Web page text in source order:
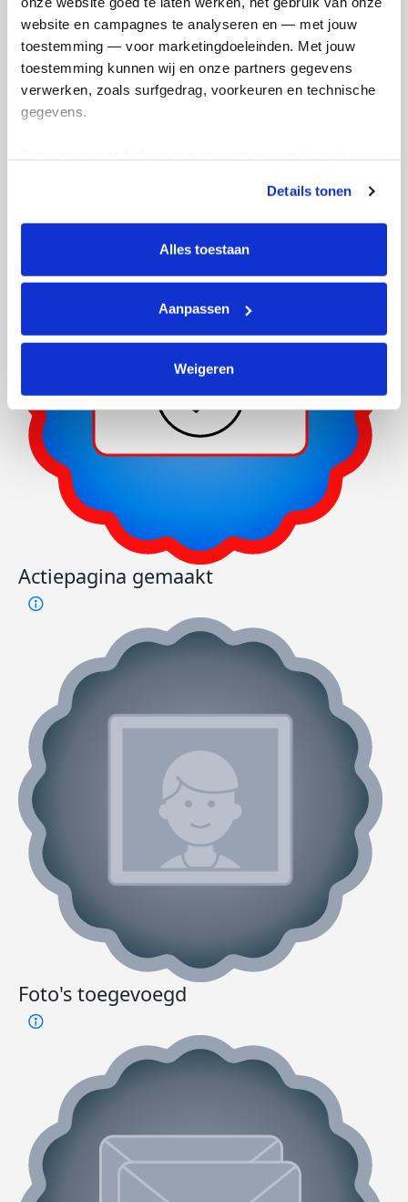
website en campagnes te analyseren en — met jouw
toestemming — voor marketingdoeleinden. Met jouw
toestemming kunnen wij en onze partners gegevens
verwerken, zoals surfgedrag, voorkeuren en technische
gegevens.
tonen. Je kunt je toestemming op elk moment wijzigen of
intrekken via Cookie instellingen onderaan de pagina. De
lijst met cookies is te vinden in het tabblad “details”.
Details tonen
Alles toestaan
Aanpassen
Weigeren
9
kms
Actiepagina gemaakt
Foto's toegevoegd